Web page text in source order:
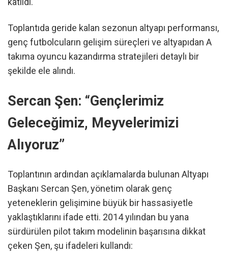
Toplantıda geride kalan sezonun altyapı performansı,
genç futbolcuların gelişim süreçleri ve altyapıdan A
takıma oyuncu kazandırma stratejileri detaylı bir
şekilde ele alındı.
Sercan Şen: “Gençlerimiz
Geleceğimiz, Meyvelerimizi
Alıyoruz”
Toplantının ardından açıklamalarda bulunan Altyapı
Başkanı Sercan Şen, yönetim olarak genç
yeteneklerin gelişimine büyük bir hassasiyetle
yaklaştıklarını ifade etti. 2014 yılından bu yana
sürdürülen pilot takım modelinin başarısına dikkat
çeken Şen, şu ifadeleri kullandı: